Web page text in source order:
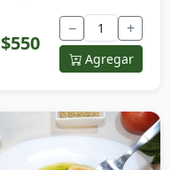
$550
− +
Agregar